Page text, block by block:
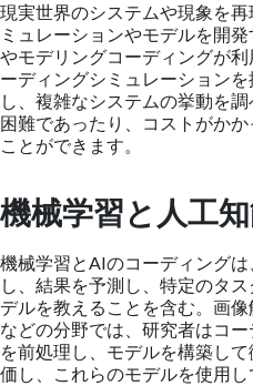
現実世界のシステムや現象を
ミュレーションやモデルを開
やモデリングコーディングが
ーディングシミュレーション
し、複雑なシステムの挙動を
困難であったり、コストがか
ことができます。
機械学習と人工知
機械学習とAIのコーディング
し、結果を予測し、特定のタ
デルを教えることを含む。画
などの分野では、研究者はコ
を前処理し、モデルを構築し
価し、これらのモデルを使用し